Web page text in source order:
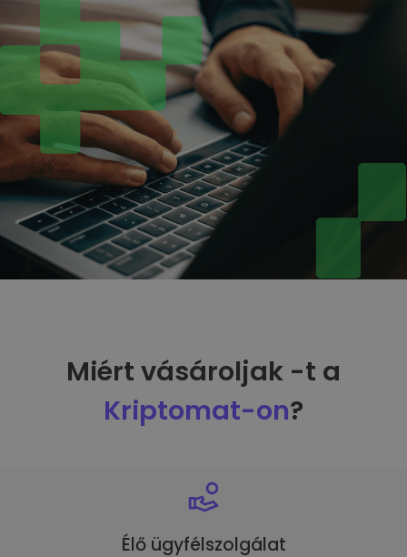
Miért vásároljak -t a
Kriptomat-on?
Élő ügyfélszolgálat